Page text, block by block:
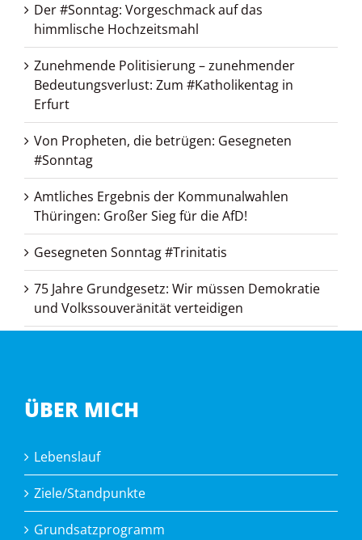
Der #Sonntag: Vorgeschmack auf das
himmlische Hochzeitsmahl
Zunehmende Politisierung – zunehmender
Bedeutungsverlust: Zum #Katholikentag in
Erfurt
Von Propheten, die betrügen: Gesegneten
#Sonntag
Amtliches Ergebnis der Kommunalwahlen
Thüringen: Großer Sieg für die AfD!
Gesegneten Sonntag #Trinitatis
75 Jahre Grundgesetz: Wir müssen Demokratie
und Volkssouveränität verteidigen
ÜBER MICH
Lebenslauf
Ziele/Standpunkte
Grundsatzprogramm